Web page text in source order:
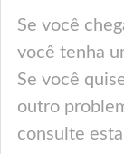
Se você
você tenha
Se você
outro
consulte